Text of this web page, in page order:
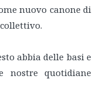
nuovo canone di
abbia delle basi e
nostre quotidiane